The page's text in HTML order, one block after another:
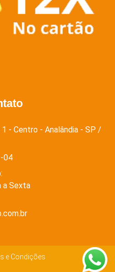
- Centro - Analândia - SP /
04
a Sexta
e Condições